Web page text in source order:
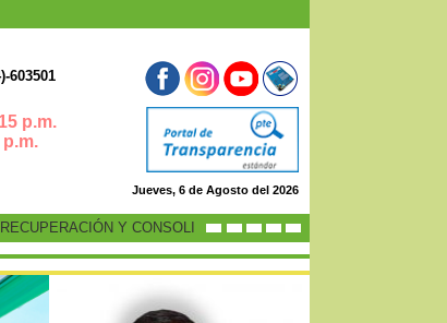
603501
p.m.
Jueves, 6 de Agosto del 2026
Y CONSOLIDACIÓN DE LA ECONOMÍA PERUANA”